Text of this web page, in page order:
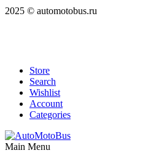
2025 © automotobus.ru
Store
Search
Wishlist
Account
Categories
Main Menu